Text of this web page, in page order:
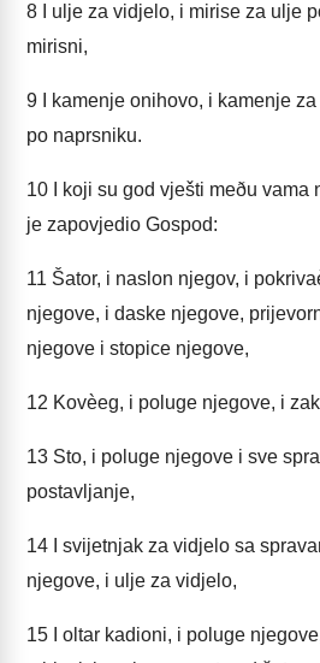
8 I ulje za vidjelo, i mirise za ulje
mirisni,
9 I kamenje onihovo, i kamenje
po naprsniku.
10 I koji su god vješti meðu vama
je zapovjedio Gospod:
11 Šator, i naslon njegov, i
njegove, i daske njegove,
njegove i stopice njegove,
12 Kovèeg, i poluge njegove, i
13 Sto, i poluge njegove i sve
postavljanje,
14 I svijetnjak za vidjelo sa
njegove, i ulje za vidjelo,
15 I oltar kadioni, i poluge